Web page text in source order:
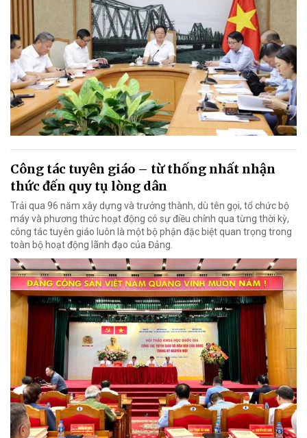
Công tác tuyên giáo – từ thống nhất nhận
thức đến quy tụ lòng dân
Trải qua 96 năm xây dựng và trưởng thành, dù tên gọi, tổ chức bộ
máy và phương thức hoạt động có sự điều chỉnh qua từng thời kỳ,
công tác tuyên giáo luôn là một bộ phận đặc biệt quan trọng trong
toàn bộ hoạt động lãnh đạo của Đảng.